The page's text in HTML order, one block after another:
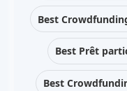
Best
Best Prêt
Best